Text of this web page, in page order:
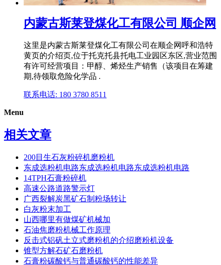
内蒙古斯莱登煤化工有限公司 顺企网
这里是内蒙古斯莱登煤化工有限公司在顺企网呼和浩特
黄页的介绍页,位于托克托县托电工业园区东区,营业范围
有许可经营项目：甲醇、烯烃生产销售（该项目在筹建
期,待领取危险化学品 .
联系电话: 180 3780 8511
Menu
相关文章
200目生石灰粉碎机磨粉机
东成选粉机电路东成选粉机电路东成选粉机电路
14TPH石膏粉碎机
高速公路道路警示灯
广西裂解炭黑矿石制粉场转让
白灰粉末加工
山西哪里有做煤矿机械加
石油焦磨粉机械工作原理
反击式铝矾土立式磨粉机的介绍磨粉机设备
锥型方解石矿石磨粉机
石膏粉碳酸钙与普通碳酸钙的性能差异